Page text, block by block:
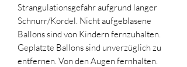
Strangulationsgefahr aufgrund langer
Schnurr/Kordel. Nicht aufgeblasene
Ballons sind von Kindern fernzuhalten.
Geplatzte Ballons sind unverzüglich zu
entfernen. Von den Augen fernhalten.